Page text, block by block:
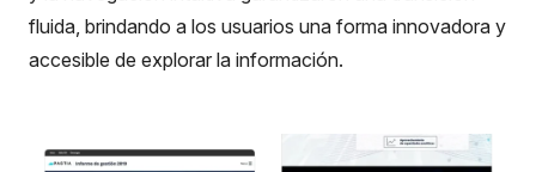
fluida, brindando a los usuarios una forma innovadora y
accesible de explorar la información.